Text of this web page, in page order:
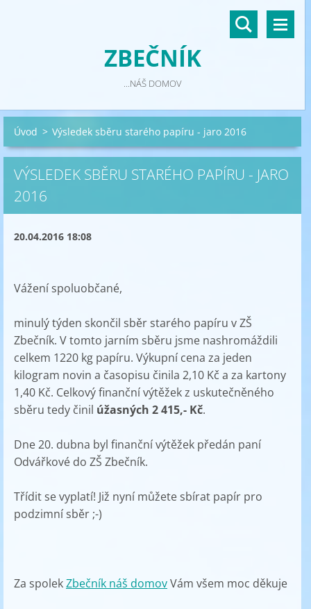
ZBEČNÍK
...NÁŠ DOMOV
Úvod > Výsledek sběru starého papíru - jaro 2016
VÝSLEDEK SBĚRU STARÉHO PAPÍRU - JARO
2016
20.04.2016 18:08
Vážení spoluobčané,
minulý týden skončil sběr starého papíru v ZŠ
Zbečník. V tomto jarním sběru jsme nashromáždili
celkem 1220 kg papíru. Výkupní cena za jeden
kilogram novin a časopisu činila 2,10 Kč a za kartony
1,40 Kč. Celkový finanční výtěžek z uskutečněného
sběru tedy činil úžasných 2 415,- Kč.
Dne 20. dubna byl finanční výtěžek předán paní
Odvářkové do ZŠ Zbečník.
Třídit se vyplatí! Již nyní můžete sbírat papír pro
podzimní sběr ;-)
Za spolekZbečník náš domovVám všem moc děkuje